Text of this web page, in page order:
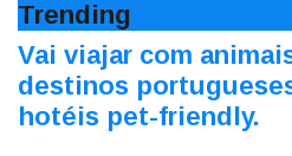
Trending
Vai viajar com
destinos
hotéis pet-friendly.